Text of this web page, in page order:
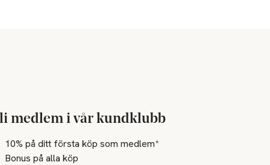
medlem i vår kundklubb
10% på ditt första köp som medlem*
Bonus på alla köp